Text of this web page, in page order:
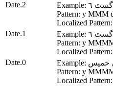
Date.2
Pattern: y MMM
Localized
Date.1
Pattern: y
Localized
Date.0
Pattern: y
Localized